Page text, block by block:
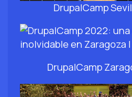
DrupalCamp
DrupalCamp